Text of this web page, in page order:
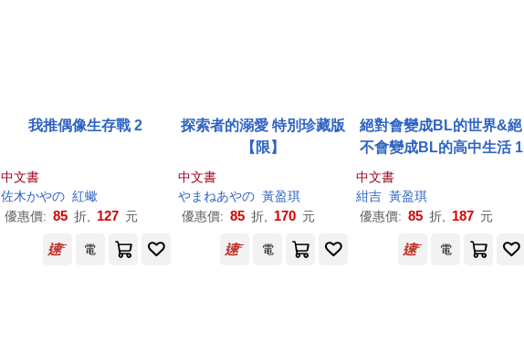
我推偶像生存戰 2
中文書
佐木かやの 紅蠍
優惠價: 85 折, 127 元
探索者的溺愛 特別珍藏版
【限】
中文書
やまねあやの 黃盈琪
優惠價: 85 折, 170 元
絕對會變成BL的世界&絕
不會變成BL的高中生活 1
中文書
紺吉 黃盈琪
優惠價: 85 折, 187 元
電 電 電